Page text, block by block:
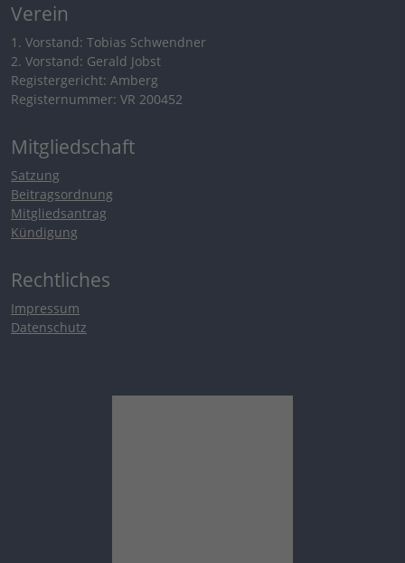
Verein
1. Vorstand: Tobias Schwendner
2. Vorstand: Gerald Jobst
Registergericht: Amberg
Registernummer: VR 200452
Mitgliedschaft
Satzung
Beitragsordnung
Mitgliedsantrag
Kündigung
Rechtliches
Impressum
Datenschutz